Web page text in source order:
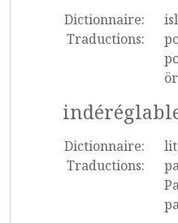
Dictionnaire:
Traductions:
Dictionnaire:
Traductions: